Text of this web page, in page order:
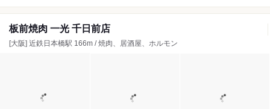
板前焼肉 一光 千日前店
[大阪] 近鉄日本橋駅 166m / 焼肉、居酒屋、ホルモン